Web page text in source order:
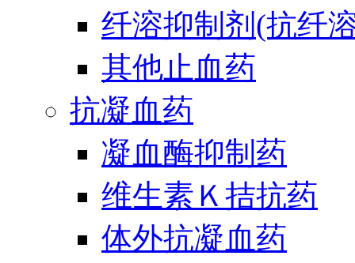
纤溶抑制剂(抗纤
其他止血药
抗凝血药
凝血酶抑制药
维生素Ｋ拮抗药
体外抗凝血药